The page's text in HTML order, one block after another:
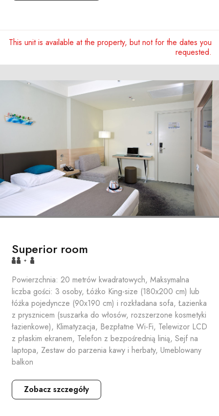
This unit is available at the property, but not for the dates you
requested.
Superior room
+
Powierzchnia: 20 metrów kwadratowych, Maksymalna
liczba gości: 3 osoby, Łóżko King-size (180x200 cm) lub
łóżka pojedyncze (90x190 cm) i rozkładana sofa, Łazienka
z prysznicem (suszarka do włosów, rozszerzone kosmetyki
łazienkowe), Klimatyzacja, Bezpłatne Wi-Fi, Telewizor LCD
z płaskim ekranem, Telefon z bezpośrednią linią, Sejf na
laptopa, Zestaw do parzenia kawy i herbaty, Umeblowany
balkon
Zobacz szczegóły